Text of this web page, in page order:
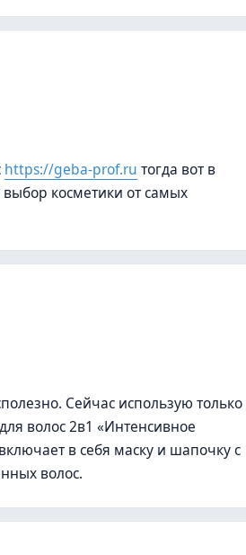
https://geba-prof.ru тогда вот в
косметики от самых
Сейчас использую только
волос 2в1 «Интенсивное
в себя маску и шапочку с
волос.